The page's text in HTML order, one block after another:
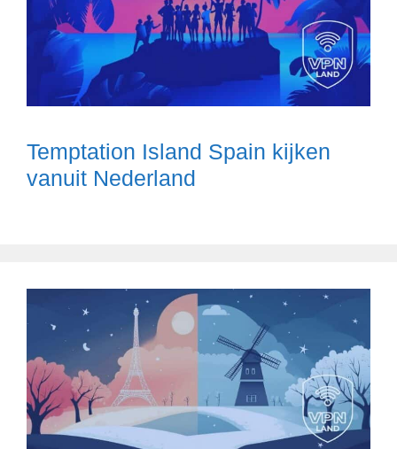
Temptation Island Spain kijken
vanuit Nederland